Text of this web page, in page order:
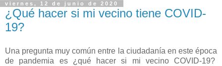
viernes, 12 de junio de 2020
¿Qué hacer si mi vecino tiene COVID-
19?
Una pregunta muy común entre la ciudadanía en este época
de pandemia es ¿qué hacer si mi vecino COVID-19?